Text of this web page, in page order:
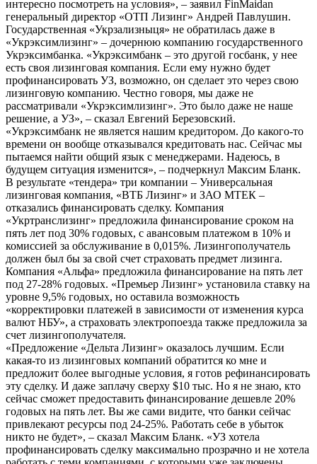
интересно посмотреть на условия», – заявил FinMaidan
генеральный директор «ОТП Лизинг» Андрей Павлушин.
Государственная «Укрзализныця» не обратилась даже в
«Укрэксимлизинг» – дочернюю компанию государственного
Укрэксимбанка. «Укрэксимбанк – это другой госбанк, у нее
есть своя лизинговая компания. Если ему нужно будет
профинансировать УЗ, возможно, он сделает это через свою
лизинговую компанию. Честно говоря, мы даже не
рассматривали «Укрэксимлизинг». Это было даже не наше
решение, а УЗ», – сказал Евгений Березовский.
«Укрэксимбанк не является нашим кредитором. До какого-то
времени он вообще отказывался кредитовать нас. Сейчас мы
пытаемся найти общий язык с менеджерами. Надеюсь, в
будущем ситуация изменится», – подчеркнул Максим Бланк.
В результате «тендера» три компании – Универсальная
лизинговая компания, «ВТБ Лизинг» и ЗАО МТЕК –
отказались финансировать сделку. Компания
«Укртранслизинг» предложила финансирование сроком на
пять лет под 30% годовых, с авансовым платежом в 10% и
комиссией за обслуживание в 0,015%. Лизингополучатель
должен был бы за свой счет страховать предмет лизинга.
Компания «Альфа» предложила финансирование на пять лет
под 27-28% годовых. «Премьер Лизинг» установила ставку на
уровне 9,5% годовых, но оставила возможность
«корректировки платежей в зависимости от изменения курса
валют НБУ», а страховать электропоезда также предложила за
счет лизингополучателя.
«Предложение «Дельта Лизинг» оказалось лучшим. Если
какая-то из лизинговых компаний обратится ко мне и
предложит более выгодные условия, я готов рефинансировать
эту сделку. И даже заплачу сверху $10 тыс. Но я не знаю, кто
сейчас сможет предоставить финансирование дешевле 20%
годовых на пять лет. Вы же сами видите, что банки сейчас
привлекают ресурсы под 24-25%. Работать себе в убыток
никто не будет», – сказал Максим Бланк. «УЗ хотела
профинансировать сделку максимально прозрачно и не хотела